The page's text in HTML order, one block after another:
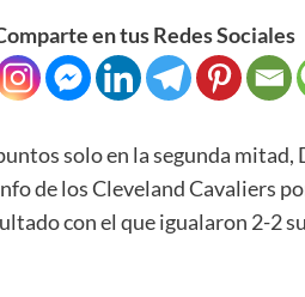
en tus Redes Sociales
solo en la segunda
de los Cleveland Cavaliers
con el que igualaron 2-2